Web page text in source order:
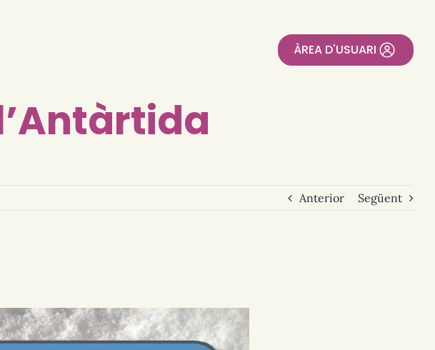
ÀREA D'USUARI
Anterior Següent